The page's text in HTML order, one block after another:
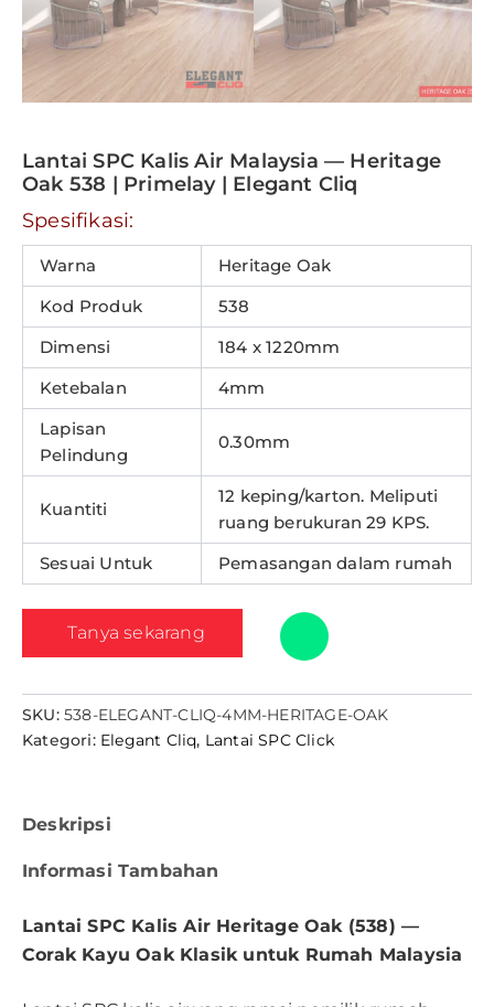
Lantai SPC Kalis Air Malaysia — Heritage
Oak 538 | Primelay | Elegant Cliq
Spesifikasi:
Warna
Heritage Oak
Kod Produk
538
Dimensi
184 x 1220mm
Ketebalan
4mm
Lapisan
Pelindung
0.30mm
Kuantiti
12 keping/karton. Meliputi
ruang berukuran 29 KPS.
Sesuai Untuk
Pemasangan dalam rumah
Tanya sekarang
SKU: 538-ELEGANT-CLIQ-4MM-HERITAGE-OAK
Kategori: Elegant Cliq, Lantai SPC Click
Deskripsi
Informasi Tambahan
Lantai SPC Kalis Air Heritage Oak (538) —
Corak Kayu Oak Klasik untuk Rumah Malaysia